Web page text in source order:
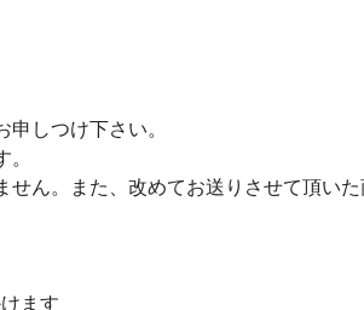
しつけ下さい。
ん。また、改めてお送りさせて頂い
ます